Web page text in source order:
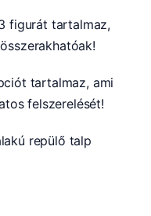
figurát tartalmaz,
tartalmaz, ami
felszerelését!
repülő talp